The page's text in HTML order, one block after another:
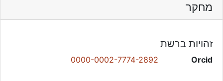
מחקר
זהויות ברשת
Orcid
0000-0002-7774-2892